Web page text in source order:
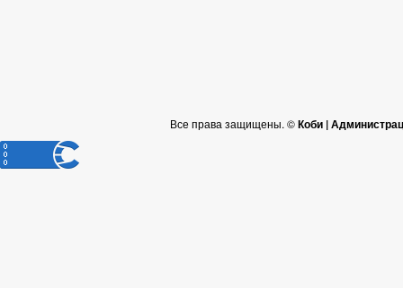
Все права защищены. ©Коби |